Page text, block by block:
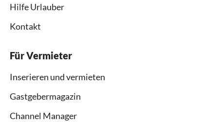
Hilfe Urlauber
Kontakt
Für Vermieter
Inserieren und vermieten
Gastgebermagazin
Channel Manager